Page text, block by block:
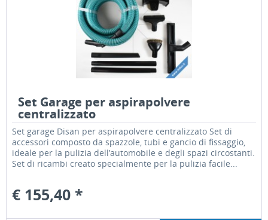
Set Garage per aspirapolvere
centralizzato
Set garage Disan per aspirapolvere centralizzato Set di
accessori composto da spazzole, tubi e gancio di fissaggio,
ideale per la pulizia dell’automobile e degli spazi circostanti.
Set di ricambi creato specialmente per la pulizia facile...
€ 155,40 *